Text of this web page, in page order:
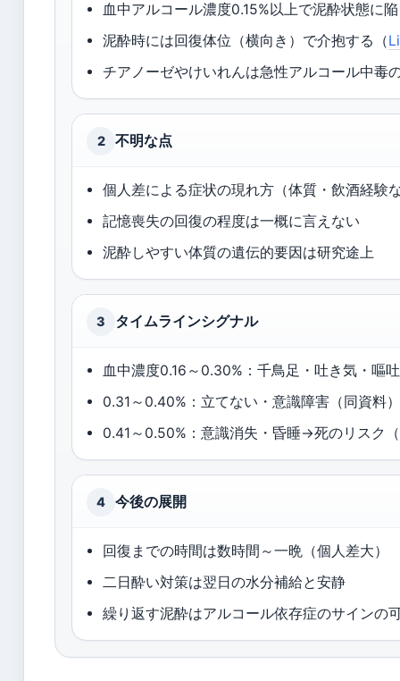
血中アルコール濃度0.15%以上で泥酔状態に
泥酔時には回復体位（横向き）で介抱する（
チアノーゼやけいれんは急性アルコール中毒
2 不明な点
個人差による症状の現れ方（体質・飲酒経験
記憶喪失の回復の程度は一概に言えない
泥酔しやすい体質の遺伝的要因は研究途上
3 タイムラインシグナル
血中濃度0.16～0.30%：千鳥足・吐き気・嘔
0.31～0.40%：立てない・意識障害（同資料
0.41～0.50%：意識消失・昏睡→死のリスク
4 今後の展開
回復までの時間は数時間～一晩（個人差大）
二日酔い対策は翌日の水分補給と安静
繰り返す泥酔はアルコール依存症のサインの